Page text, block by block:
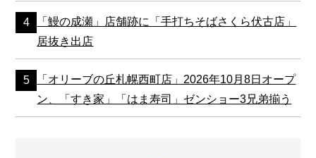
「鰻の成瀬」店舗跡に「手打ちそばさくら伏古店」
居抜き出店
「オリーブの丘札幌西町店」2026年10月8日オープ
ン、「すき家」「はま寿司」ゼンショー3兄弟揃う